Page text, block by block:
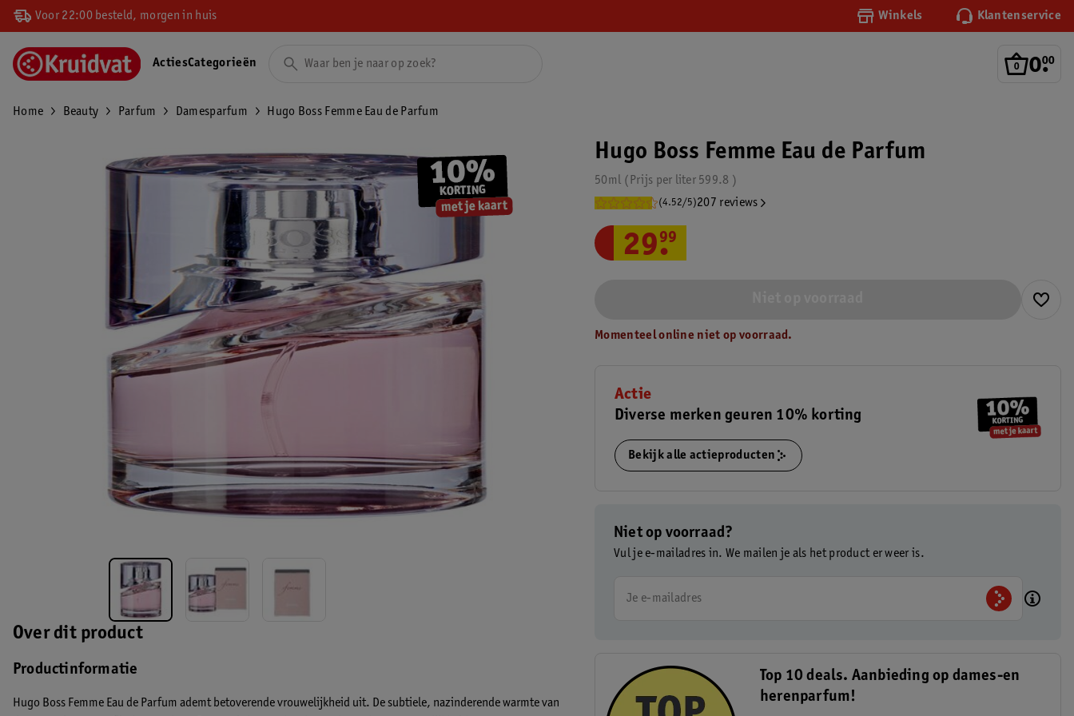
Voor 22:00 besteld, morgen in huis Winkels Klantenservice
0.
00
ActiesCategorieën
Home Beauty Parfum Damesparfum Hugo Boss Femme Eau de Parfum
Over dit product
Productinformatie
Hugo Boss Femme Eau de Parfum ademt betoverende vrouwelijkheid uit. De subtiele, nazinderende warmte van
Hugo Boss Femme Eau de Parfum
50ml 599.8
Prijs per liter
(4.52/5)207 reviews
29.
99
Momenteel online niet op voorraad.
Actie
Diverse merken geuren 10% korting
Bekijk alle actieproducten
Niet op voorraad?
Vul je e-mailadres in. We mailen je als het product er weer is.
Je e-mailadres
Top 10 deals. Aanbieding op dames-en
herenparfum!